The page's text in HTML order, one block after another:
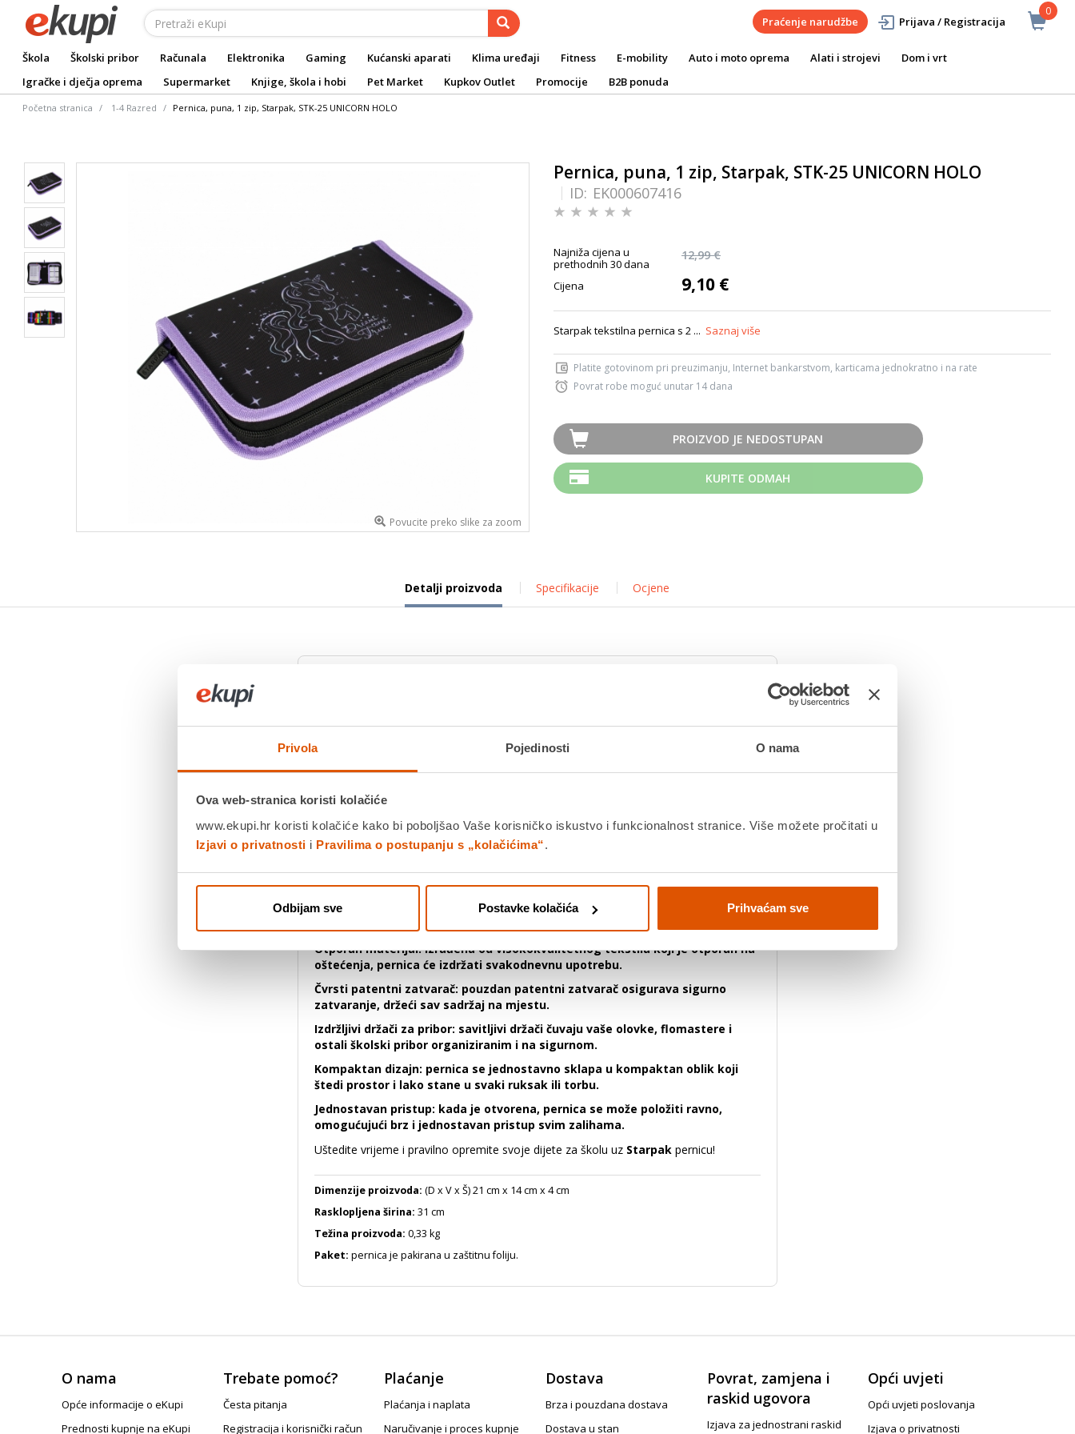
Privola Pojedinosti O nama
Ova web-stranica koristi kolačiće
www.ekupi.hr koristi kolačiće kako bi poboljšao Vaše korisničko iskustvo i funkcionalnost stranice. Više možete pročitati u
Izjavi o privatnosti i Pravilima o postupanju s „kolačićima“.
Odbijam sve Postavke kolačića Prihvaćam sve
0
Praćenje narudžbe Prijava / Registracija
Škola Školski pribor Računala Elektronika Gaming Kućanski aparati Klima uređaji Fitness E-mobility Auto i moto oprema Alati i strojevi
Dom i vrt
Igračke i dječja oprema
Supermarket Knjige, škola i hobi Pet Market Kupkov Outlet Promocije B2B ponuda
Početna stranica 1-4 Razred Pernica, puna, 1 zip, Starpak, STK-25 UNICORN HOLO
Povucite preko slike za zoom
Pernica, puna, 1 zip, Starpak, STK-25 UNICORN HOLO
ID: EK000607416
Najniža cijena u
prethodnih 30 dana
12,99 €
Cijena 9,10 €
Starpak tekstilna pernica s 2 ... Saznaj više
Platite gotovinom pri preuzimanju, Internet bankarstvom, karticama jednokratno i na rate
Povrat robe moguć unutar 14 dana
PROIZVOD JE NEDOSTUPAN
KUPITE ODMAH
Detalji proizvoda Specifikacije Ocjene
preklopa
Osigurajte da vaše dijete bude potpuno opremljeno za školu uzStarpaktekstilnu
pernicu s dva preklopa! Ova pernica ne samo da nudi
svaki školski dan.
2 preklopna preklopa:dvostruki preklopi omogućuju bolju organizaciju i lakši
pristup svim školskim potrepštinama.
pernica dolazi potpuno opremljena s bojicama, flomasterima,
ravnalom, gumicom, šiljilom, perom, olovkom, planom lekcija i tablicom
množenja - sve što je potrebno u jednoj pernici!
Otporan materijal:izrađena od visokokvalitetnog tekstila koji je otporan na
oštećenja, pernica će izdržati svakodnevnu upotrebu.
Čvrsti patentni zatvarač: pouzdan patentni zatvarač osigurava sigurno
zatvaranje, držeći sav sadržaj na mjestu.
Izdržljivi držači za pribor: savitljivi držači čuvaju vaše olovke, flomastere i
ostali školski pribor organiziranim i na sigurnom.
Kompaktan dizajn: pernica se jednostavno sklapa u kompaktan oblik koji
štedi prostor i lako stane u svaki ruksak ili torbu.
Jednostavan pristup: kada je otvorena, pernica se može položiti ravno,
omogućujući brz i jednostavan pristup svim zalihama.
Uštedite vrijeme i pravilno opremite svoje dijete za školu uz Starpak pernicu!
Dimenzije proizvoda: (D x V x Š) 21 cm x 14 cm x 4 cm
Rasklopljena širina: 31 cm
Težina proizvoda: 0,33 kg
Paket: pernica je pakirana u zaštitnu foliju.
O nama
Opće informacije o eKupi
Prednosti kupnje na eKupi
Trebate pomoć?
Česta pitanja
Registracija i korisnički račun
Plaćanje
Plaćanja i naplata
Naručivanje i proces kupnje
Dostava
Brza i pouzdana dostava
Dostava u stan
Povrat, zamjena i
raskid ugovora
Izjava za jednostrani raskid
Opći uvjeti
Opći uvjeti poslovanja
Izjava o privatnosti